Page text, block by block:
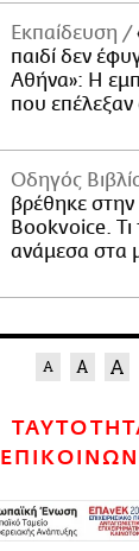
Εκπαίδευση
παιδί δεν
Αθήνα»: Η
που
Οδηγός
βρέθηκε
Bookvoice. Τι
ανάμεσα στα